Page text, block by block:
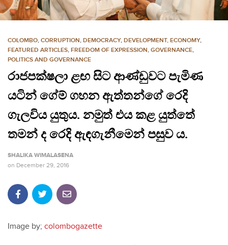
t
e
COLOMBO, CORRUPTION, DEMOCRACY, DEVELOPMENT, ECONOMY,
FEATURED ARTICLES, FREEDOM OF EXPRESSION, GOVERNANCE,
POLITICS AND GOVERNANCE
රාජපක්ෂලා ළඟ සිට ආණ්ඩුවට පැමිණ
යටින් ගේම් ගහන ඇත්තන්ගේ රෙදි
ගැලවිය යුතුය. නමුත් එය කළ යුත්තේ
තමන් ද රෙදි ඇඳගැනීමෙන් පසුව ය.
SHALIKA WIMALASENA
on December 29, 2016
Image by; colombogazette